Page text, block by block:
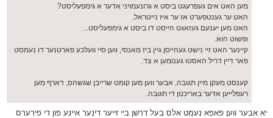
מען האט אים געפרעגט ביסט א גרונעמויני אדער א גימפעליסט?
האט ער גענטפערט אז ער איז נייטראל.
האט מען יענעם געזאגט הייסט דו ביסט א גימפעליסט...
ופשוט הוא.
קיינער האט זיי נישט געהייסן גיין ביז מאנסי, ווען סיי וועלכע פארטנער דו נעמסט
פאר דיין דריל האסטו גענומען א צד.
קענסט מעקן מיין תגובה, אבער ווען מען קומט שרייבן שגשהס, דארף מען
רעפלייען אדער באריכטן די תגובה.
יא אבער ווען פאפא נעמט אלס בעל דרשן ביי זייער דינער איינע פון די פירערס